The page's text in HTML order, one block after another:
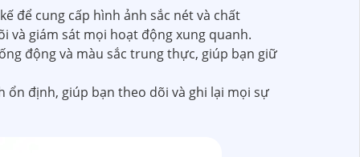
để cung cấp hình ảnh sắc nét và chất
và giám sát mọi hoạt động xung quanh.
động và màu sắc trung thực, giúp bạn giữ
ổn định, giúp bạn theo dõi và ghi lại mọi sự